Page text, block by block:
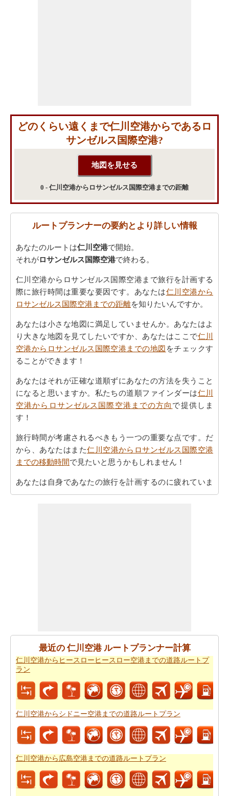
どのくらい遠くまで仁川空港からであるロ
サンゼルス国際空港?
0 - 仁川空港からロサンゼルス国際空港までの距離
ルートプランナーの要約とより詳しい情報
あなたのルートは仁川空港で開始。
それがロサンゼルス国際空港で終わる。
仁川空港からロサンゼルス国際空港まで旅行を計画する
際に旅行時間は重要な要因です。あなたは仁川空港から
ロサンゼルス国際空港までの距離を知りたいんですか。
あなたは小さな地図に満足していませんか。あなたはよ
り大きな地図を見てしたいですか、あなたはここで仁川
空港からロサンゼルス国際空港までの地図 をチェックす
ることができます！
あなたはそれが正確な道順ずにあなたの方法を失うこと
になると思いますか。私たちの道順ファインダーは仁川
空港からロサンゼルス国際空港までの方向 で提供しま
す！
旅行時間が考慮されるべきもう一つの重要な点です。だ
から、あなたはまた仁川空港からロサンゼルス国際空港
までの移動時間で見たいと思うかもしれません！
あなたは自身であなたの旅行を計画するのに疲れていま
すか。あなたの仁川空港からロサンゼルス国際空港まで
いし、これのためにあなたは
仁川空港からロサンゼルス
国際空港までの飛行時間を知っている必要があります。
のために駆動するためのコストの公正な見積もりを有す
ることが重要です。あなたはこの旅費計算機を使用して
仁川空港からロサンゼルス国際空港までの旅行の費用
得ることができます。
最近の 仁川空港 ルートプランナー計算
仁川空港からヒースローヒースロー空港までの道路ルートプ
ラン
仁川空港からシドニー空港までの道路ルートプラン
仁川空港から広島空港までの道路ルートプラン